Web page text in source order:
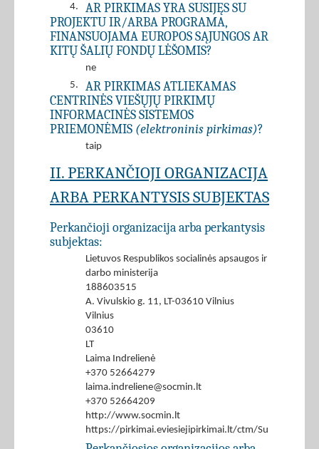
4.
AR PIRKIMAS YRA SUSIJĘS SU
PROJEKTU IR/ARBA PROGRAMA,
FINANSUOJAMA EUROPOS SĄJUNGOS AR
KITŲ ŠALIŲ FONDŲ LĖŠOMIS?
ne
5.
AR PIRKIMAS ATLIEKAMAS
CENTRINĖS VIEŠŲJŲ PIRKIMŲ
INFORMACINĖS SISTEMOS
PRIEMONĖMIS (elektroninis pirkimas)?
taip
II. PERKANČIOJI ORGANIZACIJA
ARBA PERKANTYSIS SUBJEKTAS
Perkančioji organizacija arba perkantysis
subjektas:
Lietuvos Respublikos socialinės apsaugos ir
darbo ministerija
188603515
A. Vivulskio g. 11, LT-03610 Vilnius
Vilnius
03610
LT
Laima Indrelienė
+370 52664279
laima.indreliene@socmin.lt
+370 52664209
http://www.socmin.lt
https://pirkimai.eviesiejipirkimai.lt/ctm/Supplier/